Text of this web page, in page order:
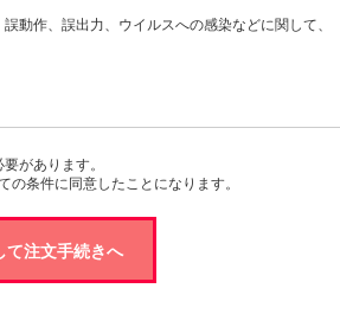
動作、誤出力、ウイルスへの感染などに関して、
があります。
の条件に同意したことになります。